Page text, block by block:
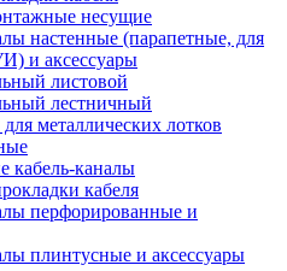
несущие
настенные (парапетные, для
и аксессуары
листовой
лестничный
металлических лотков
кабель-каналы
кабеля
перфорированные и
плинтусные и аксессуары